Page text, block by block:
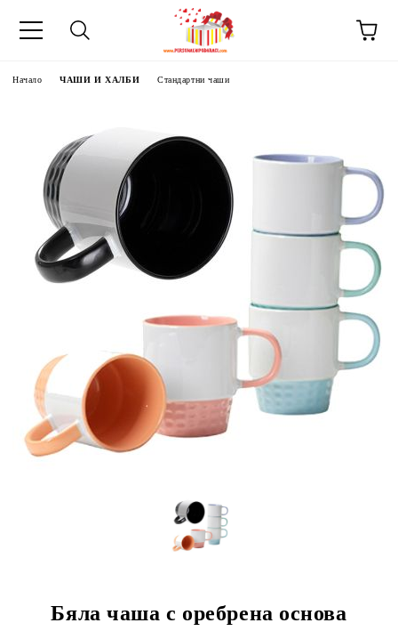
Начало ЧАШИ И ХАЛБИ Стандартни чаши
Бяла чаша с оребрена основа